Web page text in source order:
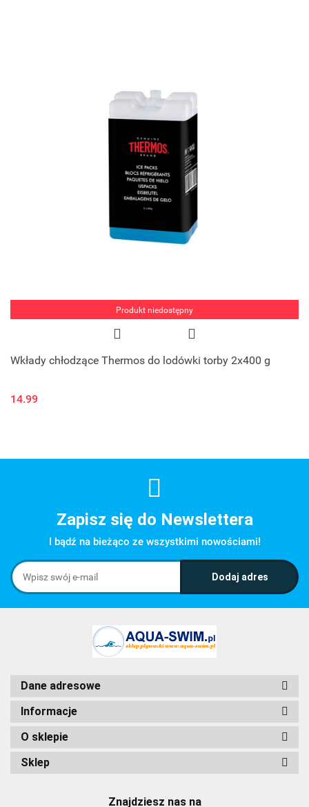
Produkt niedostępny
Wkłady chłodzące Thermos do lodówki torby 2x400 g
14.99
Zapisz się do Newslettera
I bądź na bieżąco ze wszystkimi nowościami!
Dane adresowe
Informacje
O sklepie
Sklep
Znajdziesz nas na